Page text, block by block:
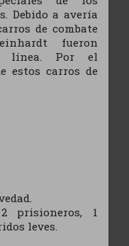
Debido a avería
de combate
fueron
línea. Por el
estos carros de
prisioneros, 1
leves.